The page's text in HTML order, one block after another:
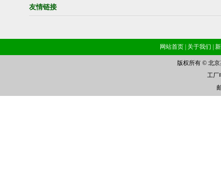
友情链接
网站首页 关于我们
版权所有 © 北
工厂